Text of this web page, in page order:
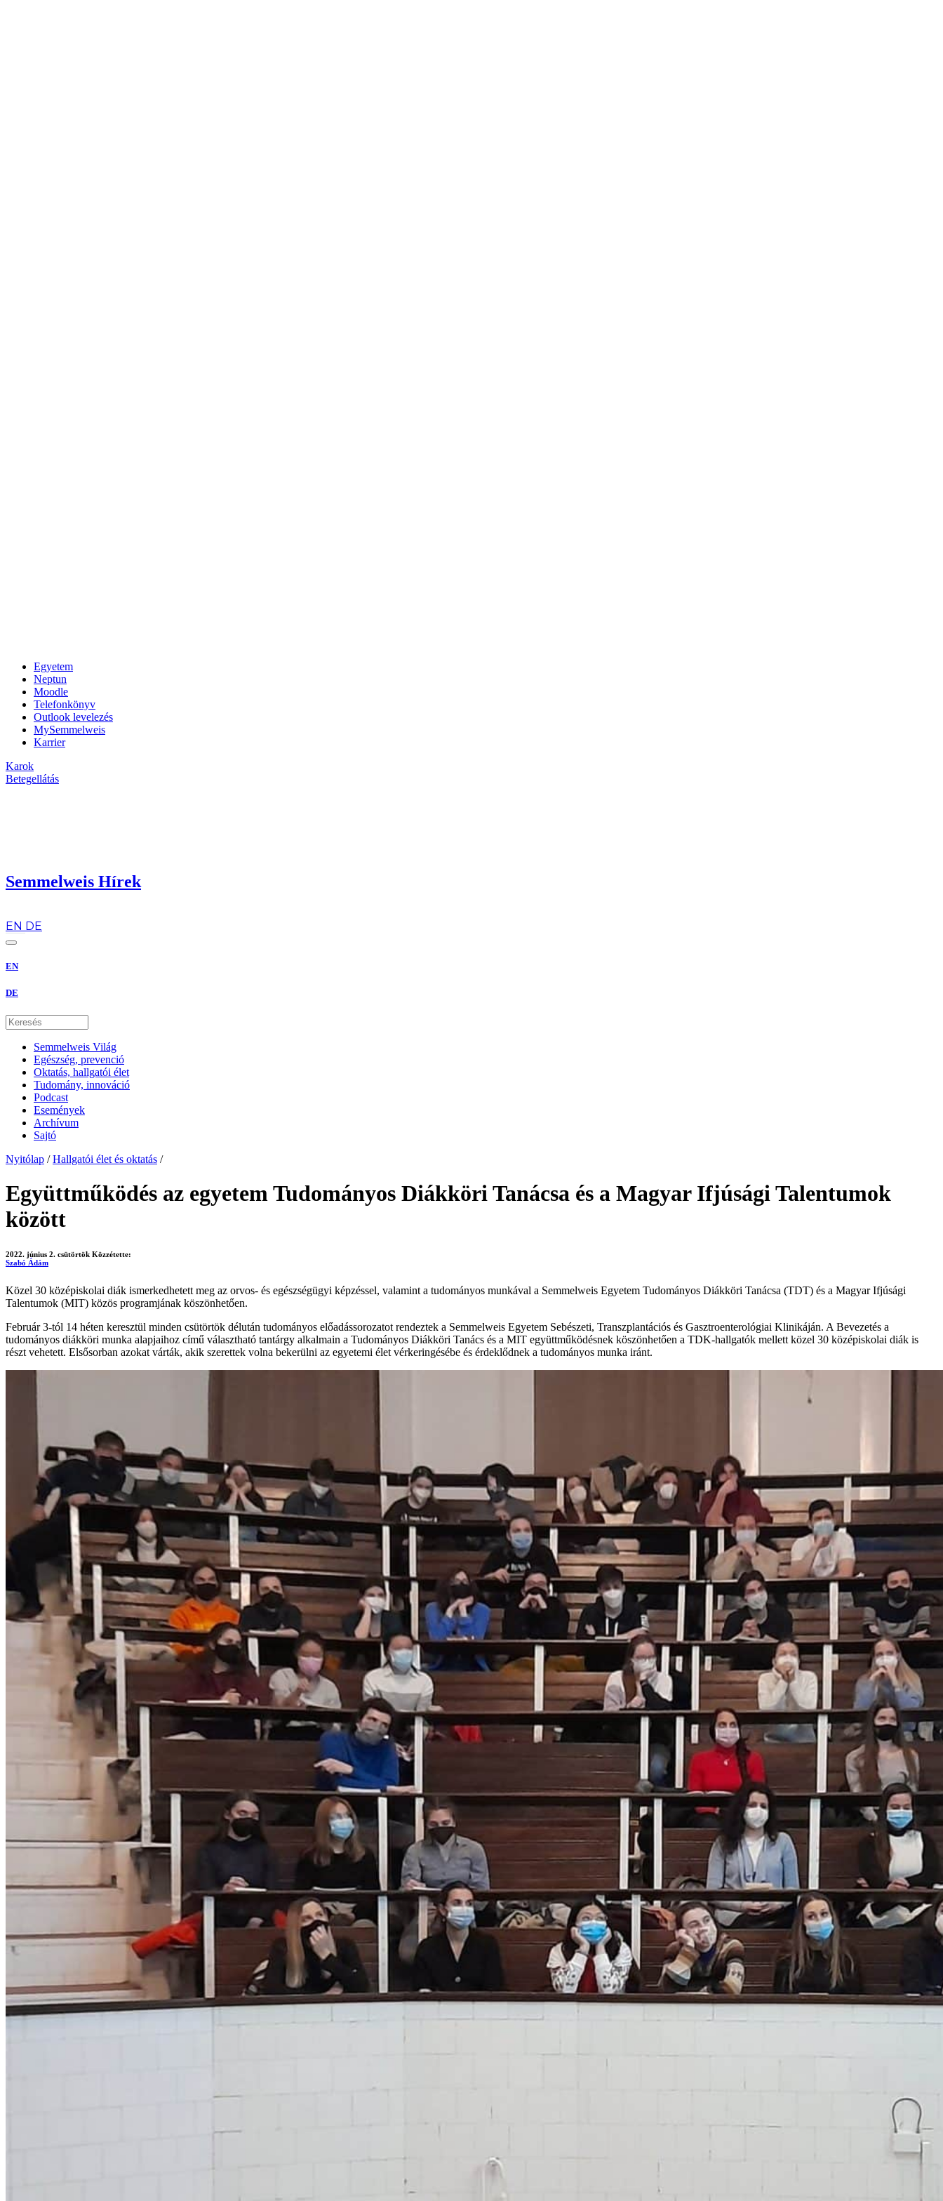
Egyetem
Neptun
Moodle
Telefonkönyv
Outlook levelezés
MySemmelweis
Karrier
Karok
Betegellátás
Semmelweis Hírek
EN DE
EN
DE
Semmelweis Világ
Egészség, prevenció
Oktatás, hallgatói élet
Tudomány, innováció
Podcast
Események
Archívum
Sajtó
Nyitólap / Hallgatói élet és oktatás /
Együttműködés az egyetem Tudományos Diákköri Tanácsa és a Magyar Ifjúsági Talentumok
között
2022. június 2. csütörtök Közzétette:
Szabó Ádám
Közel 30 középiskolai diák ismerkedhetett meg az orvos- és egészségügyi képzéssel, valamint a tudományos munkával a Semmelweis Egyetem Tudományos Diákköri Tanácsa (TDT) és a Magyar Ifjúsági
Talentumok (MIT) közös programjának köszönhetően.
Február 3-tól 14 héten keresztül minden csütörtök délután tudományos előadássorozatot rendeztek a Semmelweis Egyetem Sebészeti, Transzplantációs és Gasztroenterológiai Klinikáján. A Bevezetés a
tudományos diákköri munka alapjaihoz című választható tantárgy alkalmain a Tudományos Diákköri Tanács és a MIT együttműködésnek köszönhetően a TDK-hallgatók mellett közel 30 középiskolai diák is
részt vehetett. Elsősorban azokat várták, akik szerettek volna bekerülni az egyetemi élet vérkeringésébe és érdeklődnek a tudományos munka iránt.